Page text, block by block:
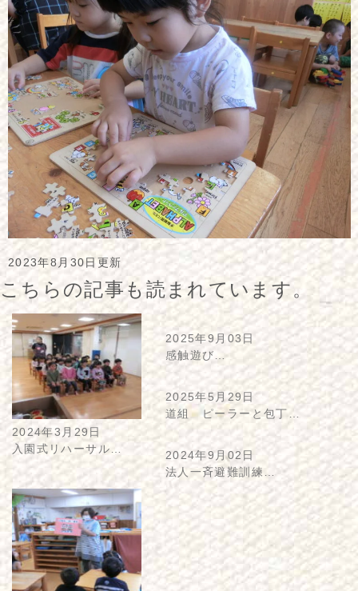
2023年8月30日更新
こちらの記事も読まれています。
2024年3月29日
入園式リハーサル…
2025年9月03日
感触遊び…
2025年5月29日
道組 ピーラーと包丁…
2024年9月02日
法人一斉避難訓練…